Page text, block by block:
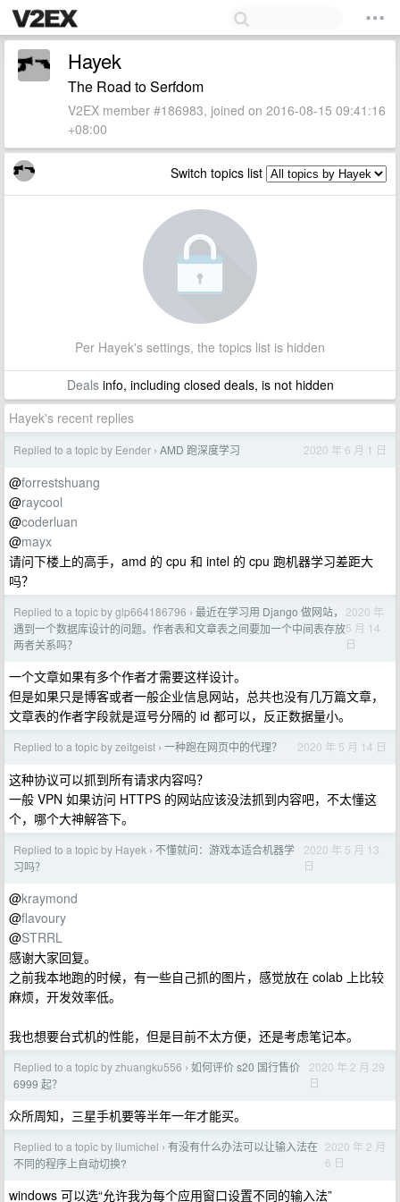
Hayek
The Road to Serfdom
V2EX member #186983, joined on 2016-08-15 09:41:16
+08:00
Switch topics list
Per Hayek's settings, the topics list is hidden
Dealsinfo, including closed deals, is not hidden
Hayek's recent replies
Replied to a topic by Eender › AMD 跑深度学习 2020 年 6 月 1 日
@forrestshuang
@raycool
@coderluan
@mayx
请问下楼上的高手，amd 的 cpu 和 intel 的 cpu 跑机器学习差距大
吗？
Replied to a topic by glp664186796 › 最近在学习用 Django 做网站，
遇到一个数据库设计的问题。作者表和文章表之间要加一个中间表存放
两者关系吗？
2020 年
5 月 14
日
一个文章如果有多个作者才需要这样设计。
但是如果只是博客或者一般企业信息网站，总共也没有几万篇文章，
文章表的作者字段就是逗号分隔的 id 都可以，反正数据量小。
Replied to a topic by zeitgeist › 一种跑在网页中的代理？ 2020 年 5 月 14 日
这种协议可以抓到所有请求内容吗？
一般 VPN 如果访问 HTTPS 的网站应该没法抓到内容吧，不太懂这
个，哪个大神解答下。
Replied to a topic by Hayek › 不懂就问：游戏本适合机器学
习吗？
2020 年 5 月 13
日
@kraymond
@flavoury
@STRRL
感谢大家回复。
之前我本地跑的时候，有一些自己抓的图片，感觉放在 colab 上比较
麻烦，开发效率低。
我也想要台式机的性能，但是目前不太方便，还是考虑笔记本。
Replied to a topic by zhuangku556 › 如何评价 s20 国行售价
6999 起？
2020 年 2 月 29
日
众所周知，三星手机要等半年一年才能买。
Replied to a topic by liumichel › 有没有什么办法可以让输入法在
不同的程序上自动切换?
2020 年 2 月
6 日
windows 可以选“允许我为每个应用窗口设置不同的输入法”